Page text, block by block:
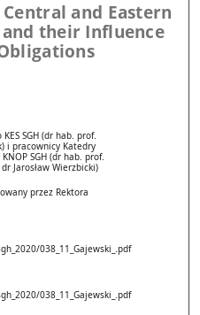
and Eastern
their Influence
SGH (dr hab. prof.
i pracownicy Katedry
SGH (dr hab. prof.
Jarosław Wierzbicki)
przez Rektora
038_11_Gajewski_.pdf
038_11_Gajewski_.pdf